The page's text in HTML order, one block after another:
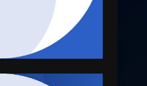
2026 14:16
Neglia, coordinatrice
di Fratelli d’Italia,
tornare in Consiglio
2026 08:00